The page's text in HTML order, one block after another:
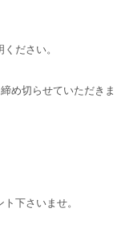
ださい。
め切らせていただきま
ト下さいませ。